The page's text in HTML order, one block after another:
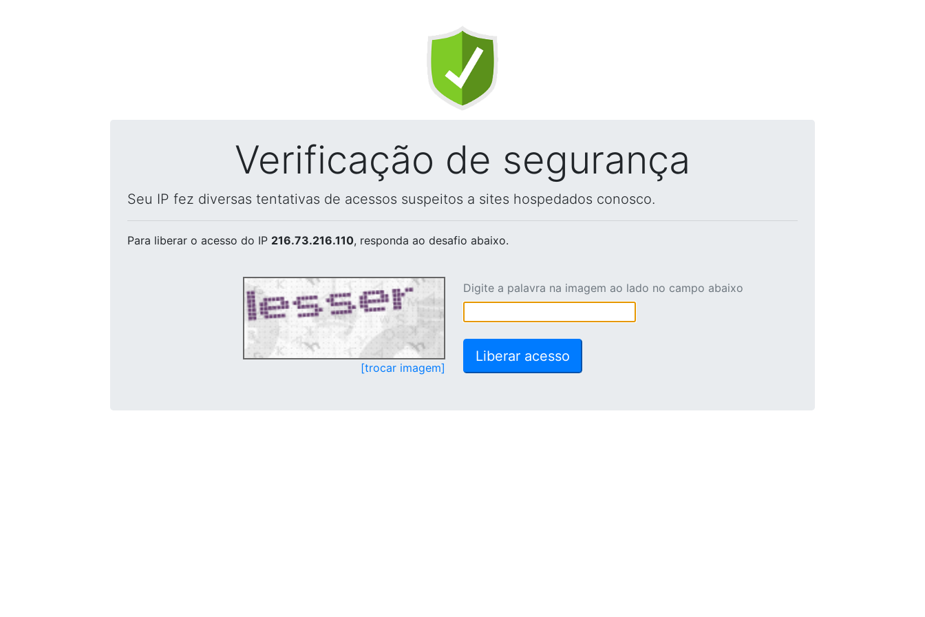
Verificação de segurança
Seu IP fez diversas tentativas de acessos suspeitos a sites hospedados conosco.
Para liberar o acesso do IP 216.73.216.110, responda ao desafio abaixo.
[trocar imagem]
Digite a palavra na imagem ao lado no campo abaixo